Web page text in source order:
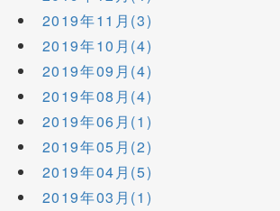
2019年11月(3)
2019年10月(4)
2019年09月(4)
2019年08月(4)
2019年06月(1)
2019年05月(2)
2019年04月(5)
2019年03月(1)